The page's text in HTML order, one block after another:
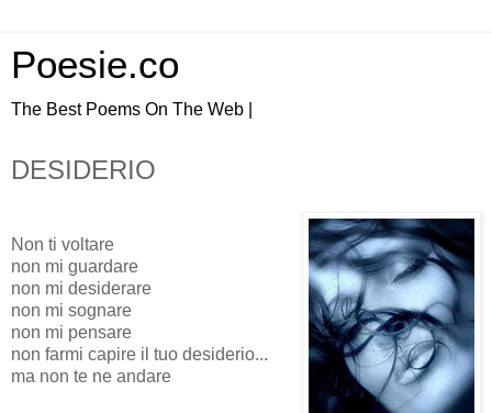
Poesie.co
The Best Poems On The Web |
DESIDERIO
Non ti voltare
non mi guardare
non mi desiderare
non mi sognare
non mi pensare
non farmi capire il tuo desiderio...
ma non te ne andare